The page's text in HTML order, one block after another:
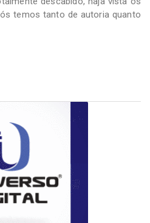
temos tanto de autoria quanto